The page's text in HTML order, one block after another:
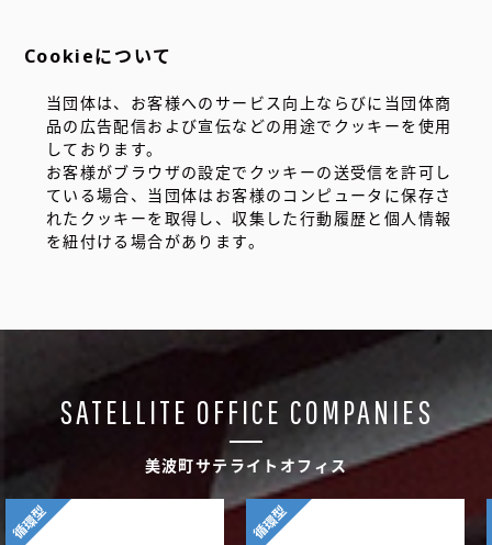
Cookieについて
当団体は、お客様へのサービス向上ならびに当団体商
品の広告配信および宣伝などの用途でクッキーを使用
しております。
お客様がブラウザの設定でクッキーの送受信を許可し
ている場合、当団体はお客様のコンピュータに保存さ
れたクッキーを取得し、収集した行動履歴と個人情報
を紐付ける場合があります。
SATELLITE OFFICE COMPANIES
美波町サテライトオフィス
循環型 循環型